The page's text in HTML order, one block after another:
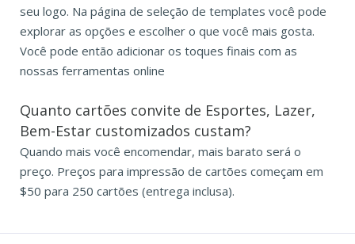
seu logo. Na página de seleção de templates você pode
explorar as opções e escolher o que você mais gosta.
Você pode então adicionar os toques finais com as
nossas ferramentas online
Quanto cartões convite de Esportes, Lazer,
Bem-Estar customizados custam?
Quando mais você encomendar, mais barato será o
preço. Preços para impressão de cartões começam em
$50 para 250 cartões (entrega inclusa).